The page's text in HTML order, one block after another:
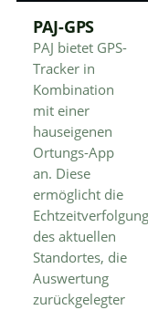
PAJ-GPS
PAJ bietet GPS-
Tracker in
Kombination
mit einer
hauseigenen
Ortungs-App
an. Diese
ermöglicht die
Echtzeitverfolgung
des aktuellen
Standortes, die
Auswertung
zurückgelegter